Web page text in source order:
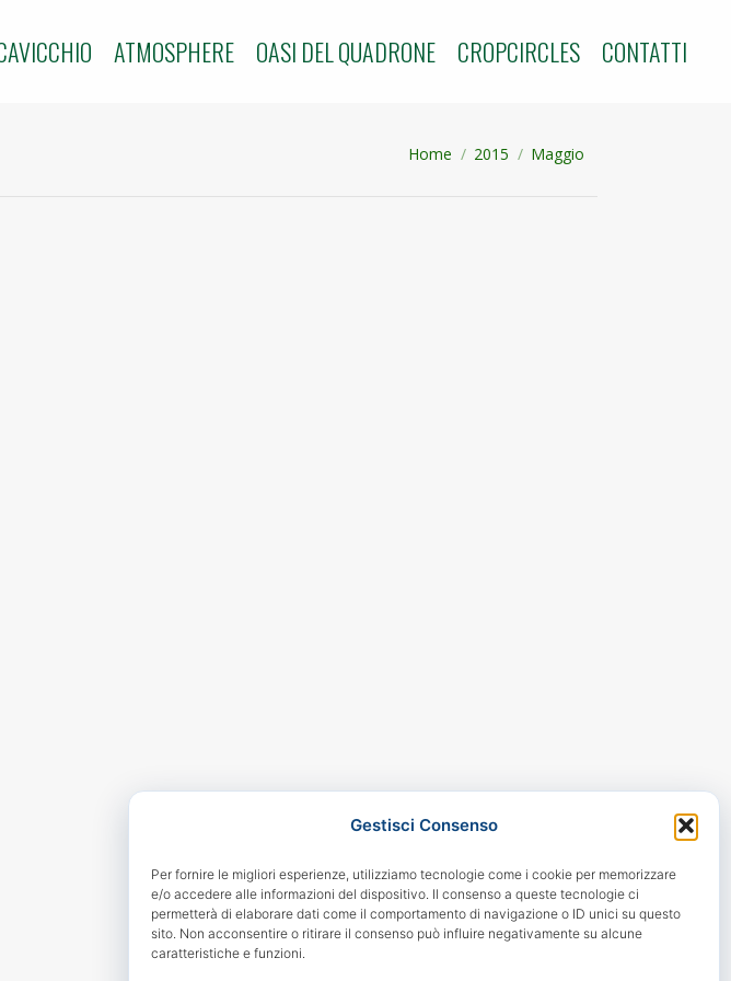
Gestisci Consenso
Per fornire le migliori esperienze, utilizziamo tecnologie come i cookie per memorizzare
e/o accedere alle informazioni del dispositivo. Il consenso a queste tecnologie ci
permetterà di elaborare dati come il comportamento di navigazione o ID unici su questo
sito. Non acconsentire o ritirare il consenso può influire negativamente su alcune
caratteristiche e funzioni.
ATMOSPHERE OASI DEL QUADRONE CROPCIRCLES CONTATTI
Tu sei qui:
Home 2015 Maggio